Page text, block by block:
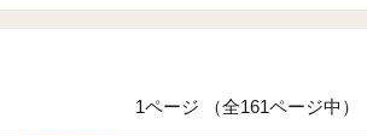
1ページ （全161ページ中）